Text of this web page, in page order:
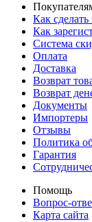
Как сделать
Как
Система
Оплата
Доставка
Возврат
Возврат
Документы
Импортеры
Отзывы
Политика
Гарантия
Помощь
Вопрос-
Карта сайта